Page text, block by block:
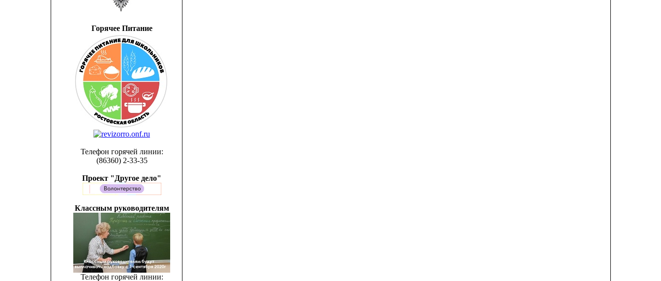
Горячее Питание
Телефон горячей линии:
(86360) 2-33-35
Проект "Другое дело"
Классным руководителям
Телефон горячей линии: